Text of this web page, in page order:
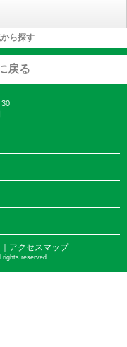
ら探す
戻る
｜アクセスマップ
rights reserved.